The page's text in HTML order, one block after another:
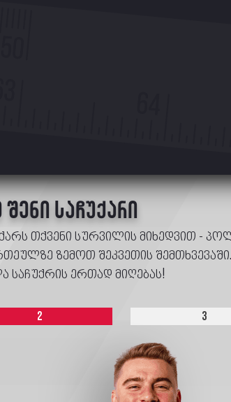
შენი საჩუქარი
თქვენი სურვილის მიხედვით -
ზემოთ შეკვეთის
საჩუქრის ერთად მიღებას!
2 3